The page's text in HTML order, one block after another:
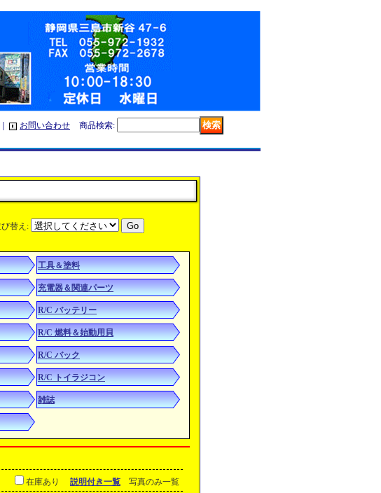
お問い合わせ 商品検索:
替え :
工具＆塗料
充電器＆関連パーツ
R/C バッテリー
R/C 燃料＆始動用貝
R/C バック
R/C トイラジコン
雑誌
在庫あり 説明付き一覧 写真のみ一覧